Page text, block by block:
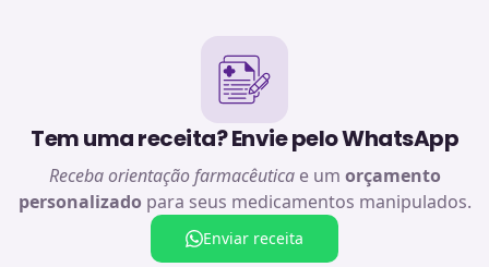
Tem uma receita? Envie pelo WhatsApp
Receba orientação farmacêuticae um orçamento
personalizado para seus medicamentos manipulados.
Enviar receita